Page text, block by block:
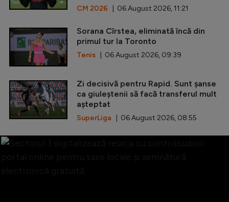
CM 2026 | 06 August 2026, 11:21
Sorana Cîrstea, eliminată încă din
primul tur la Toronto
Tenis | 06 August 2026, 09:39
Zi decisivă pentru Rapid. Sunt șanse
ca giuleștenii să facă transferul mult
așteptat
SuperLiga | 06 August 2026, 08:55